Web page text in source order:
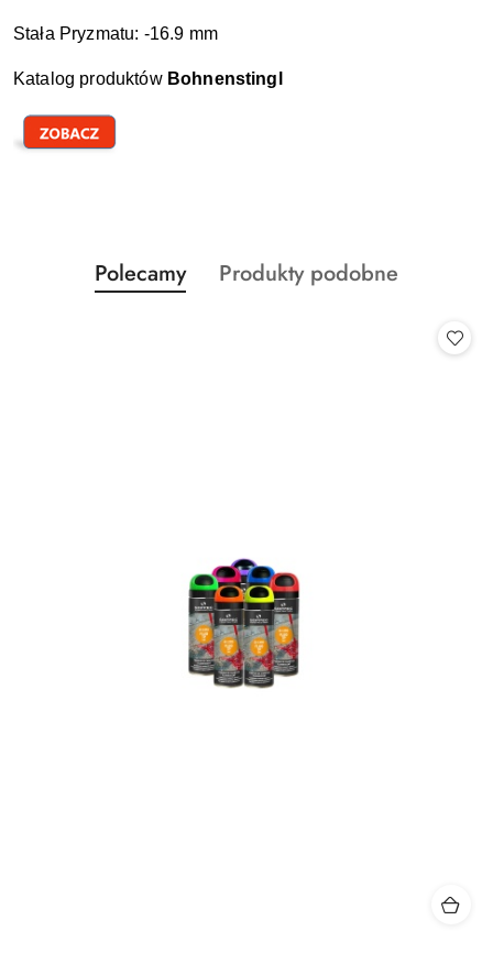
Stała Pryzmatu: -16.9 mm
Katalog produktów Bohnenstingl
Pomiń karuzelę produktów
Produkty
o
Polecamy
Produkty
Produkty podobne